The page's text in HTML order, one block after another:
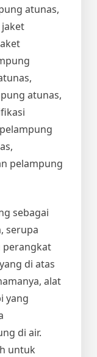
atunas,
atunas,
pelampung
sebagai
serupa
perangkat
di atas
alat
yang
di air.
untuk